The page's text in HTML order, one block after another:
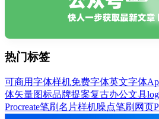
热门标签
可商用字体样机免费字体英文字体
体矢量图标品牌提案复古办公文具
Procreate笔刷名片样机噪点笔刷 网页